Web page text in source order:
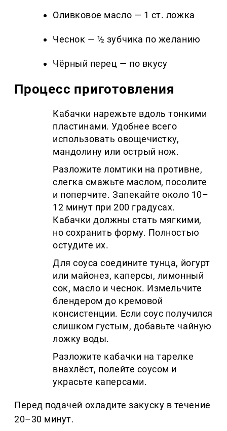
Оливковое масло — 1 ст. ложка
Чеснок — ½ зубчика по желанию
Чёрный перец — по вкусу
Процесс приготовления
Кабачки нарежьте вдоль тонкими
пластинами. Удобнее всего
использовать овощечистку,
мандолину или острый нож.
Разложите ломтики на противне,
слегка смажьте маслом, посолите
и поперчите. Запекайте около 10–
12 минут при 200 градусах.
Кабачки должны стать мягкими,
но сохранить форму. Полностью
остудите их.
Для соуса соедините тунца, йогурт
или майонез, каперсы, лимонный
сок, масло и чеснок. Измельчите
блендером до кремовой
консистенции. Если соус получился
слишком густым, добавьте чайную
ложку воды.
Разложите кабачки на тарелке
внахлёст, полейте соусом и
украсьте каперсами.
Перед подачей охладите закуску в течение
20–30 минут.